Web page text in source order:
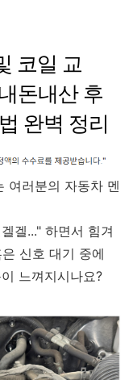
코일 교
돈내산 후
완벽 정리
여러분의 자동차 멘
겔..." 하면서 힘겨
신호 대기 중에
느껴지시나요?